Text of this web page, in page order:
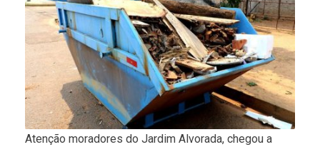
Atenção moradores do Jardim Alvorada, chegou a